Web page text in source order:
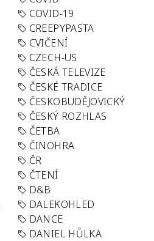
COVID-19
CREEPYPASTA
CVIČENÍ
CZECH-US
ČESKÁ TELEVIZE
ČESKÉ TRADICE
ČESKOBUDĚJOVICKÝ
ČESKÝ ROZHLAS
ČETBA
ČINOHRA
ČR
ČTENÍ
D&B
DALEKOHLED
DANCE
DANIEL HŮLKA